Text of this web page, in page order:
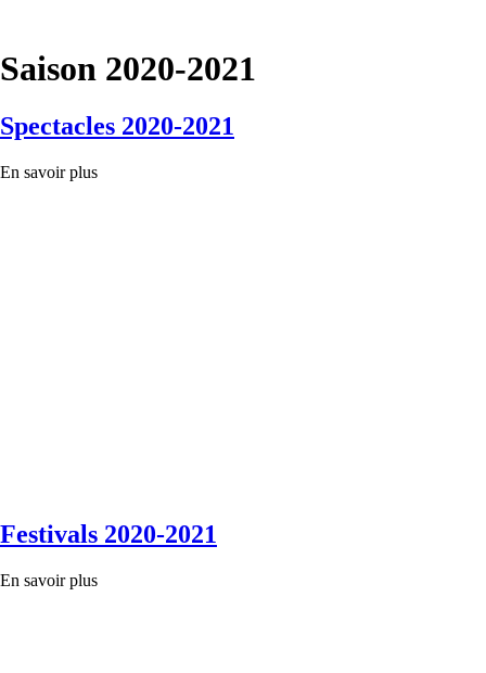
Saison 2020-2021
Spectacles 2020-2021
En savoir plus
Festivals 2020-2021
En savoir plus